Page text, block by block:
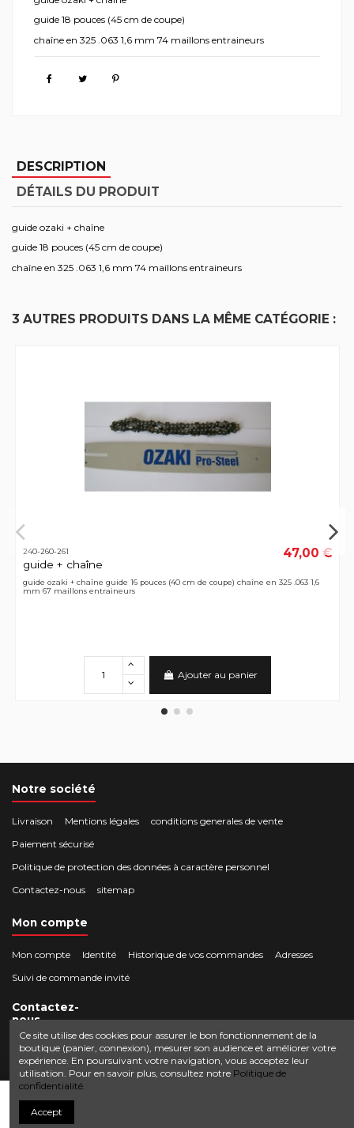
guide 18 pouces (45 cm de coupe)
chaîne en 325 .063 1,6 mm 74 maillons entraineurs
DESCRIPTION
DÉTAILS DU PRODUIT
guide ozaki + chaîne
guide 18 pouces (45 cm de coupe)
chaîne en 325 .063 1,6 mm 74 maillons entraineurs
3 AUTRES PRODUITS DANS LA MÊME CATÉGORIE :
240-260-261
guide + chaîne
47,00 €
guide ozaki + chaîne guide 16 pouces (40 cm de coupe) chaîne en 325 .063 1,6
mm 67 maillons entraineurs
Ajouter au panier
Notre société
Livraison Mentions légales
conditions generales de vente
Paiement sécurisé
Politique de protection des données à caractère personnel
Contactez-nous
sitemap
Mon compte
Mon compte Identité Historique de vos commandes
Adresses
Suivi de commande invité
Contactez-
nous
Crocbois-motoculture.com
50 route de Villefort 48800 Pied-de-Borne
0624436257
contact@crocbois-motoculture.com
Ce site utilise des cookies pour assurer le bon fonctionnement de la
boutique (panier, connexion), mesurer son audience et améliorer votre
expérience. En poursuivant votre navigation, vous acceptez leur
utilisation. Pour en savoir plus, consultez notre Politique de
confidentialité.
Accept